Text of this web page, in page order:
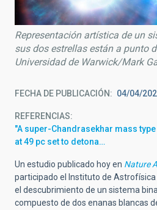
Representación artística de un
sus dos estrellas están a punto
Universidad de Warwick/Mark
FECHA DE PUBLICACIÓN 04/04/
REFERENCIAS
"A super-Chandrasekhar mass
at 49 pc set to detona…
Un estudio publicado hoy en Nature
participado el Instituto de Astrofísica
el descubrimiento de un sistema
compuesto de dos enanas blancas